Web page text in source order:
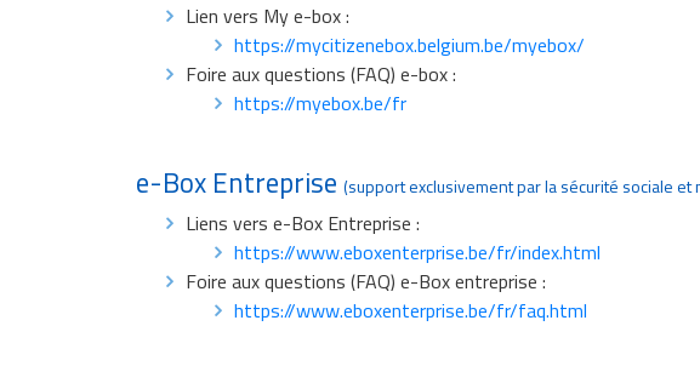
Lien vers My e-box :
https://mycitizenebox.belgium.be/myebox/
Foire aux questions (FAQ) e-box :
https://myebox.be/fr
e-Box Entreprise (support exclusivement par la sécurité sociale et
Liens vers e-Box Entreprise :
https://www.eboxenterprise.be/fr/index.html
Foire aux questions (FAQ) e-Box entreprise :
https://www.eboxenterprise.be/fr/faq.html